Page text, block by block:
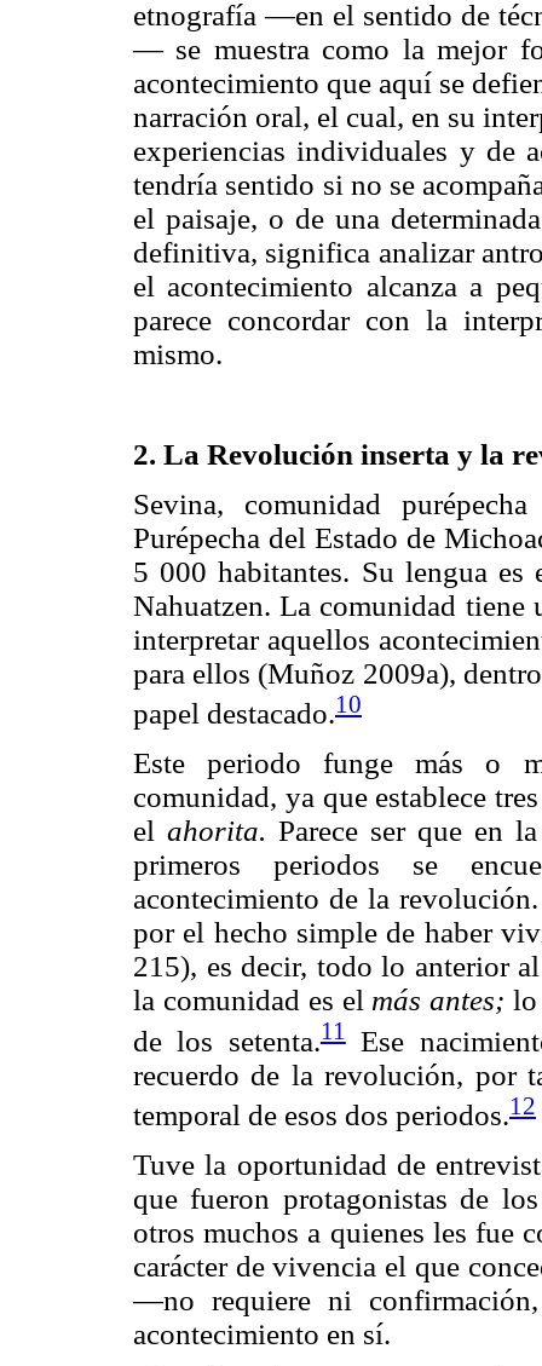
etnografía —en el sentido de
— se muestra como la mejor
acontecimiento que aquí se
narración oral, el cual, en su
experiencias individuales y de
tendría sentido si no se
el paisaje, o de una
definitiva, significa analizar
el acontecimiento alcanza a
parece concordar con la
mismo.
2. La Revolución inserta y la
Sevina, comunidad
Purépecha del Estado de
5 000 habitantes. Su lengua
Nahuatzen. La comunidad tiene
interpretar aquellos
para ellos (Muñoz 2009a),
papel destacado.10
Este periodo funge más o
comunidad, ya que establece
el ahorita. Parece ser que en
primeros periodos se
acontecimiento de la
por el hecho simple de haber
215), es decir, todo lo anterior
la comunidad es el más antes; lo
de los setenta.11Ese
recuerdo de la revolución, por
temporal de esos dos periodos.12
Tuve la oportunidad de
que fueron protagonistas de
otros muchos a quienes les fue
carácter de vivencia el que
—no requiere ni
acontecimiento en sí.